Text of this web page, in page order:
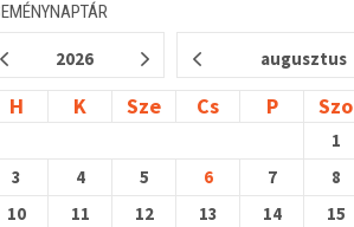
2026 augusztus
H K Sze Cs P Szo
1
3
4 5 6 7 8
10
11 12 13 14 15